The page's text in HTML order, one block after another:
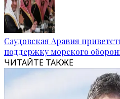
Саудовская Аравия
поддержку морского
ЧИТАЙТЕ ТАКЖЕ